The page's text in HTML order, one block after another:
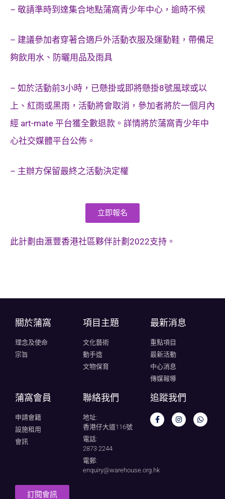
– 敬請準時到達集合地點蒲窩青少年中心，逾時不候
– 建議參加者穿著合適戶外活動衣服及運動鞋，帶備足
夠飲用水、防曬用品及雨具
– 如於活動前3小時，已懸掛或即將懸掛8號風球或以
上、紅雨或黑雨，活動將會取消，參加者將於一個月內
經 art-mate 平台獲全數退款。詳情將於蒲窩青少年中
心社交媒體平台公佈。
– 主辦方保留最終之活動決定權
立即報名
此計劃由滙豐香港社區夥伴計劃 2022支持。
關於蒲窩​
理念及使命
宗旨
項目主題
文化藝術
動手造
文物保育
最新消息
重點項目
最新活動
中心消息
傳媒報導
蒲窩會員
申請會籍
設施租用
會訊
聯絡我們
地址:
香港仔大道116號
電話:
2873 2244
電郵:
enquiry@warehouse.org.hk
追蹤我們
訂閱會訊